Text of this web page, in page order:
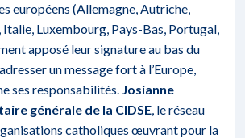
européens (Allemagne, Autriche,
Italie, Luxembourg, Pays-Bas, Portugal,
apposé leur signature au bas du
un message fort à l’Europe,
ses responsabilités. Josianne
générale de la CIDSE, le réseau
catholiques œuvrant pour la